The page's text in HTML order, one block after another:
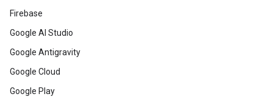
Firebase
Google AI Studio
Google Antigravity
Google Cloud
Google Play